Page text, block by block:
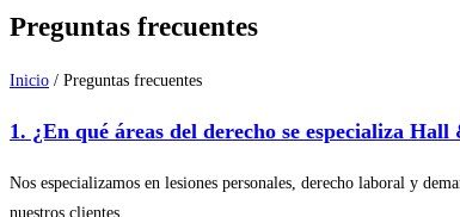
Preguntas frecuentes
Inicio / Preguntas frecuentes
1. ¿En qué áreas del derecho se especializa
Nos especializamos en lesiones personales, derecho laboral y
nuestros clientes.